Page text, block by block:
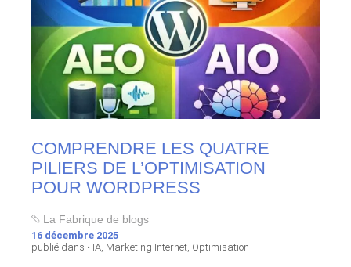
COMPRENDRE LES QUATRE
PILIERS DE L’OPTIMISATION
POUR WORDPRESS
La Fabrique de blogs
16 décembre 2025
publié dans • IA, Marketing Internet, Optimisation